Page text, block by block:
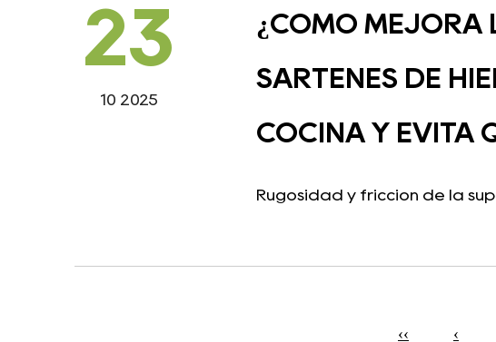
23
10 2025
¿CÓMO MEJORA
SARTENES DE
COCINA Y EVITA
Rugosidad y fricción de la
‹‹ ‹